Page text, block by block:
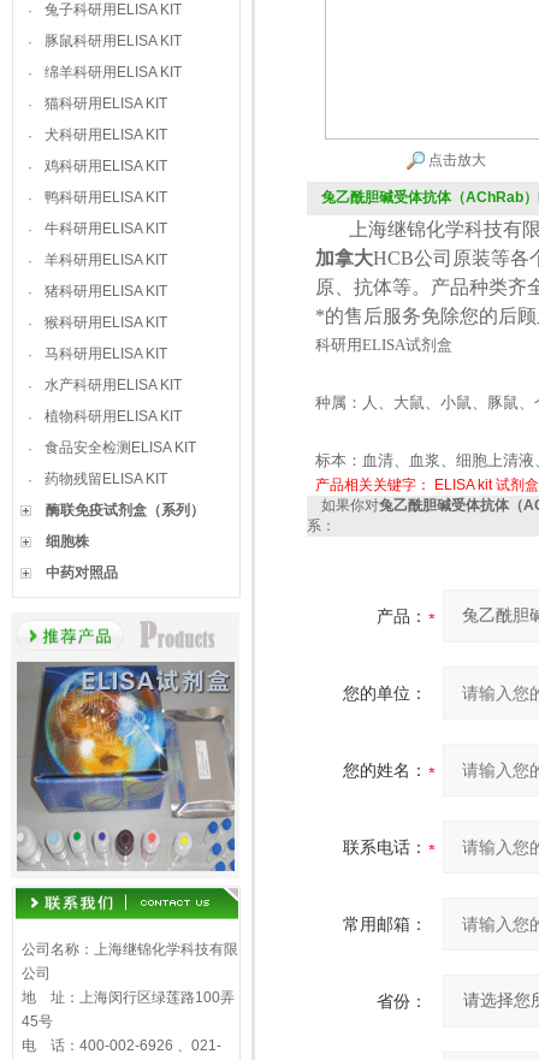
·
兔子科研用ELISA KIT
·
豚鼠科研用ELISA KIT
·
绵羊科研用ELISA KIT
·
猫科研用ELISA KIT
·
犬科研用ELISA KIT
·
鸡科研用ELISA KIT
·
鸭科研用ELISA KIT
·
牛科研用ELISA KIT
·
羊科研用ELISA KIT
·
猪科研用ELISA KIT
·
猴科研用ELISA KIT
·
马科研用ELISA KIT
·
水产科研用ELISA KIT
·
植物科研用ELISA KIT
·
食品安全检测ELISA KIT
·
药物残留ELISA KIT
酶联免疫试剂盒（系列）
细胞株
中药对照品
公司名称：上海继锦化学科技有限
公司
地 址：上海闵行区绿莲路100弄
45号
电 话：400-002-6926 、021-
点击放大
兔乙酰胆碱受体抗体（AChRab
上海继锦化学科技有限
加拿大HCB公司原装等各
原、抗体等。产品种类齐
*的售后服务免除您的后
科研用ELISA试剂盒
种属：人、大鼠、小鼠、豚鼠
标本：血清、血浆、细胞上清
产品相关关键字： ELISA kit 试剂盒
如果你对兔乙酰胆碱受体抗体（
系：
产品：
您的单位：
您的姓名：
联系电话：
常用邮箱：
省份：